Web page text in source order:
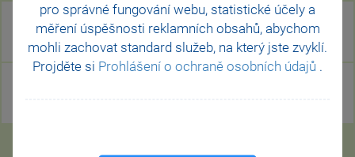
pro správné fungování webu, statistické účely a
měření úspěšnosti reklamních obsahů, abychom
mohli zachovat standard služeb, na který jste zvyklí.
Projděte si Prohlášení o ochraně osobních údajů .
Varianta M200
do 200 zaměstnanců